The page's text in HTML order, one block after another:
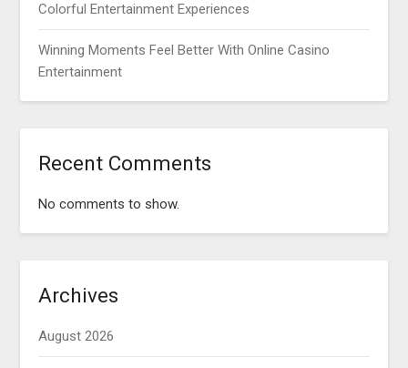
Colorful Entertainment Experiences
Winning Moments Feel Better With Online Casino
Entertainment
Recent Comments
No comments to show.
Archives
August 2026